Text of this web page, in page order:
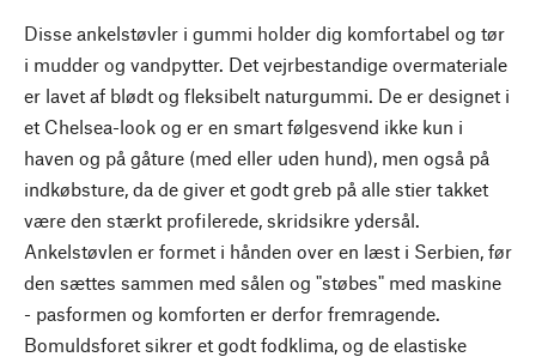
Disse ankelstøvler i gummi holder dig komfortabel og tør
i mudder og vandpytter. Det vejrbestandige overmateriale
er lavet af blødt og fleksibelt naturgummi. De er designet i
et Chelsea-look og er en smart følgesvend ikke kun i
haven og på gåture (med eller uden hund), men også på
indkøbsture, da de giver et godt greb på alle stier takket
være den stærkt profilerede, skridsikre ydersål.
Ankelstøvlen er formet i hånden over en læst i Serbien, før
den sættes sammen med sålen og "støbes" med maskine
- pasformen og komforten er derfor fremragende.
Bomuldsforet sikrer et godt fodklima, og de elastiske